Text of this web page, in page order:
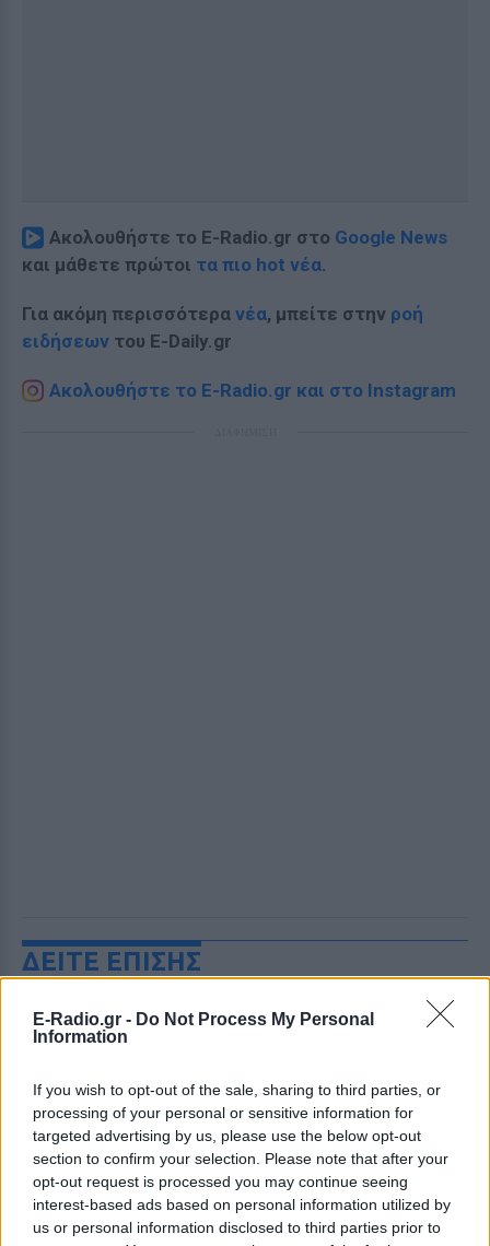
E-Radio.gr - Do Not Process My Personal
Information
If you wish to opt-out of the sale, sharing to third parties, or
processing of your personal or sensitive information for
targeted advertising by us, please use the below opt-out
section to confirm your selection. Please note that after your
opt-out request is processed you may continue seeing
interest-based ads based on personal information utilized by
us or personal information disclosed to third parties prior to
Ακολουθήστε το E-Radio.gr στο Google News
και μάθετε πρώτοι τα πιο hot νέα.
Για ακόμη περισσότερα νέα, μπείτε στην ροή
ειδήσεων του E-Daily.gr
Ακολουθήστε το E-Radio.gr και στο Instagram
ΔΕΙΤΕ ΕΠΙΣΗΣ
ΣΤΗΝ ΙΔΙΑ ΚΑΤΗΓΟΡΙΑ
ερευνητής που κατέγραφε τη
συμβίωση του μικρού σκυλιού
με αγέλη λύκων εξηγεί γιατί
δεν επενέβη
ΧΤΕΣ
«Κρατάμε την επιστημονική απόσταση,
δεν είναι δυνατόν να πάω να επέμβω,